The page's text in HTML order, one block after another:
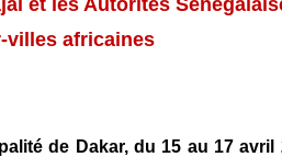
et les Autorités
villes africaines
de Dakar, du 15 au 17 avril